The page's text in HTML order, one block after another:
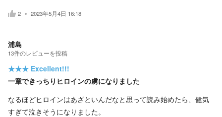
2 2023年5月4日 16:18
浦島
13件のレビューを投稿
★★★ Excellent!!!
一章できっちりヒロインの虜になりました
なるほどヒロインはあざといんだなと思って読み始めたら、健気
すぎて泣きそうになりました。